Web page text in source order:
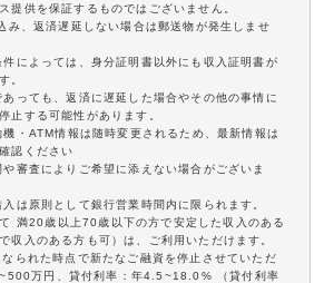
提供を保証するものではございません。
み、返済遅延しない場合は郵送物が発生しませ
によっては、身分証明書以外にも収入証明書が
。
っても、返済に遅延した場合やその他の事情に
止する可能性があります。
・ATM情報は随時変更されるため、最新情報は
認ください
審査によりご希望に添えない場合がございま
は原則として銀行営業時間内に限られます。
満20歳以上70歳以下の方で安定した収入のある
収入のある方も可）は、ご利用いただけます。
られた時点で新たなご融資を停止させていただ
万円、貸付利率：年4.5~18.0% （貸付利率